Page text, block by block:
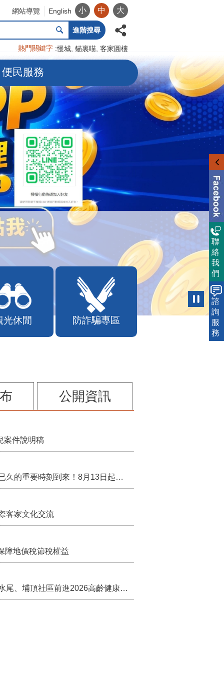
網站導覽 English 小 中 大
進階搜尋
熱門關鍵字 慢城 貓裏喵 客家圓樓
便民服務
光休閒 防詐騙專區
公開資訊
案件說明稿
客家文化交流
障地價稅節稅權益
苗栗農村綠色照顧成果登上全國舞台！ 後龍水尾、埔頂社區前進2026高齡健康產業博覽會
聯
絡
我
們
諮
詢
服
務